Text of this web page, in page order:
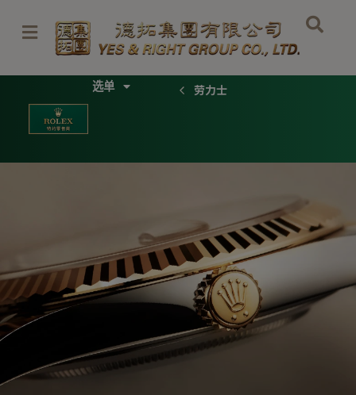
Menu 劳力士